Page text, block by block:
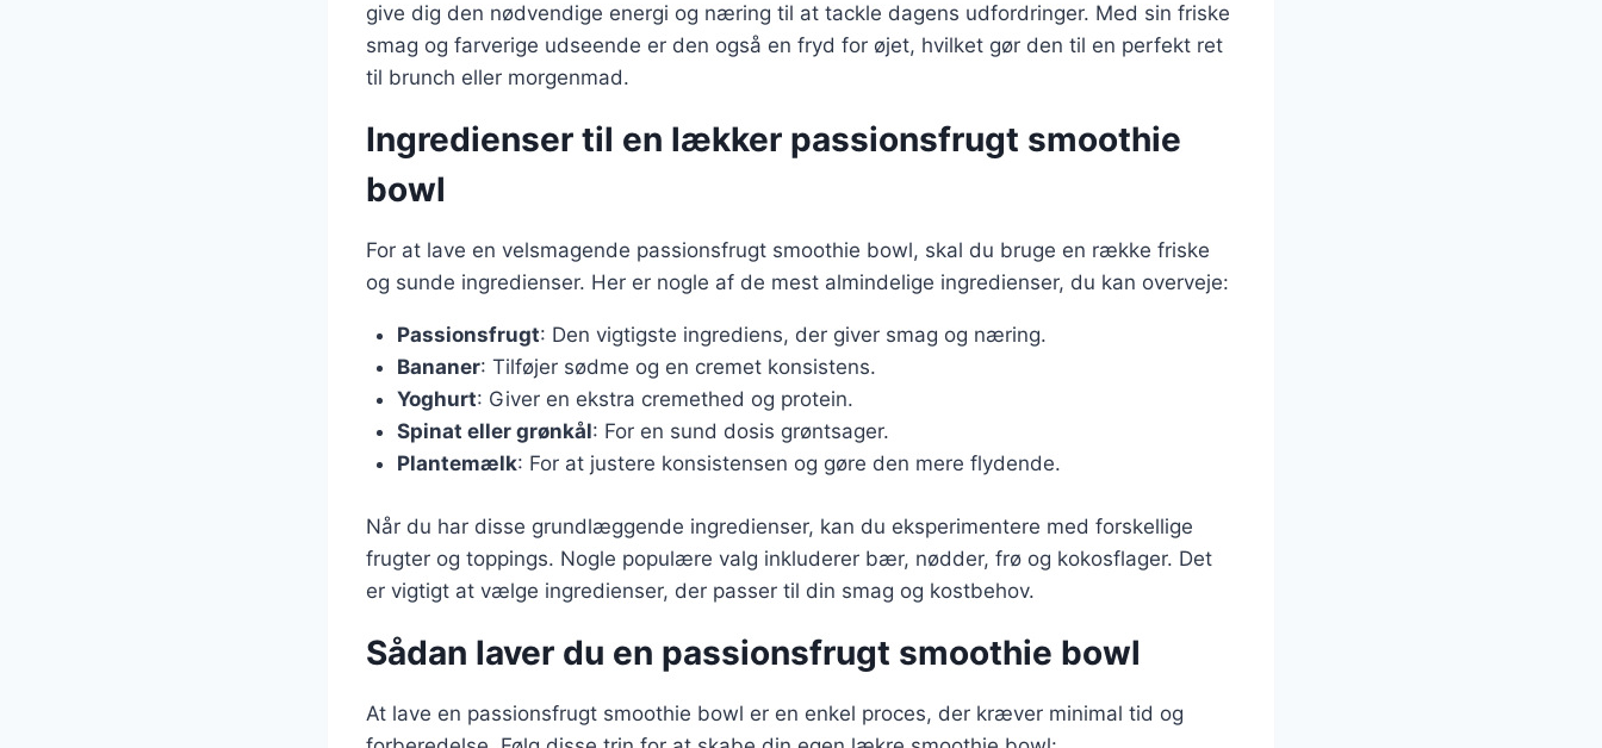
give dig den nødvendige energi og næring til at tackle dagens udfordringer. Med sin friske
smag og farverige udseende er den også en fryd for øjet, hvilket gør den til en perfekt ret
til brunch eller morgenmad.
Ingredienser til en lækker passionsfrugt smoothie
bowl
For at lave en velsmagende passionsfrugt smoothie bowl, skal du bruge en række friske
og sunde ingredienser. Her er nogle af de mest almindelige ingredienser, du kan overveje:
Passionsfrugt: Den vigtigste ingrediens, der giver smag og næring.
Bananer: Tilføjer sødme og en cremet konsistens.
Yoghurt: Giver en ekstra cremethed og protein.
Spinat eller grønkål: For en sund dosis grøntsager.
Plantemælk: For at justere konsistensen og gøre den mere flydende.
Når du har disse grundlæggende ingredienser, kan du eksperimentere med forskellige
frugter og toppings. Nogle populære valg inkluderer bær, nødder, frø og kokosflager. Det
er vigtigt at vælge ingredienser, der passer til din smag og kostbehov.
Sådan laver du en passionsfrugt smoothie bowl
At lave en passionsfrugt smoothie bowl er en enkel proces, der kræver minimal tid og